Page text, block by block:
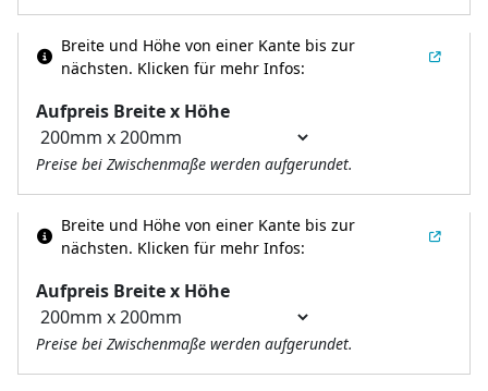
Aufpreis Breite x Höhe
Breite und Höhe von einer Kante bis zur
nächsten. Klicken für mehr Infos:
Preise bei Zwischenmaße werden aufgerundet.
Aufpreis Breite x Höhe
Breite und Höhe von einer Kante bis zur
nächsten. Klicken für mehr Infos:
Preise bei Zwischenmaße werden aufgerundet.